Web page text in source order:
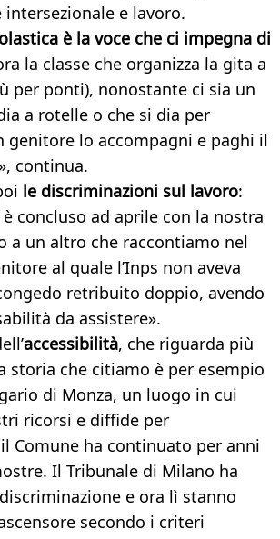
e lavoro.
è la voce che ci impegna di
la classe che organizza la gita a
per ponti), nonostante ci sia un
a rotelle o che si dia per
genitore lo accompagni e paghi il
continua.
le discriminazioni sul lavoro:
è concluso ad aprile con la nostra
a un altro che raccontiamo nel
al quale l’Inps non aveva
retribuito doppio, avendo
da assistere».
accessibilità, che riguarda più
storia che citiamo è per esempio
di Monza, un luogo in cui
ricorsi e diffide per
Comune ha continuato per anni
Il Tribunale di Milano ha
e ora lì stanno
secondo i criteri